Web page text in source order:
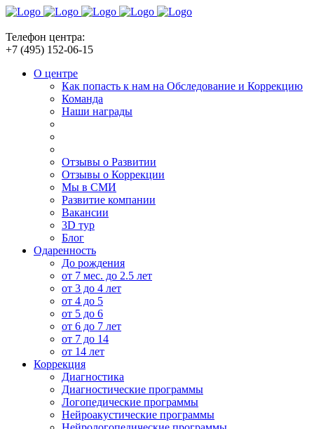
Телефон центра:
+7 (495) 152-06-15
О центре
Как попасть к нам на Обследование и Коррекцию
Команда
Наши награды
Отзывы о Развитии
Отзывы о Коррекции
Мы в СМИ
Развитие компании
Вакансии
3D тур
Блог
Одаренность
До рождения
от 7 мес. до 2.5 лет
от 3 до 4 лет
от 4 до 5
от 5 до 6
от 6 до 7 лет
от 7 до 14
от 14 лет
Коррекция
Диагностика
Диагностические программы
Логопедические программы
Нейроакустические программы